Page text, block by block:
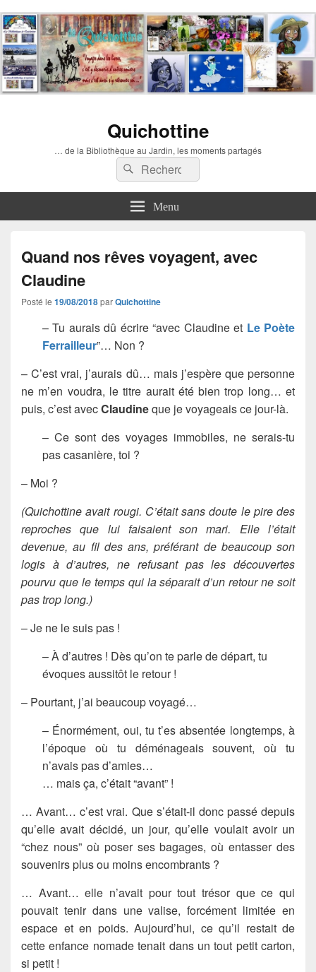
Quichottine
… de la Bibliothèque au Jardin, les moments partagés
Recherche :
Rechercher
Menu
Quand nos rêves voyagent, avec
Claudine
Posté le 19/08/2018parQuichottine
– Tu aurais dû écrire “avec Claudine et Le Poète
Ferrailleur”… Non ?
– C’est vrai, j’aurais dû… mais j’espère que personne
ne m’en voudra, le titre aurait été bien trop long… et
puis, c’est avecClaudineque je voyageais ce jour-là.
– Ce sont des voyages immobiles, ne serais-tu
pas casanière, toi ?
– Moi ?
(Quichottine avait rougi. C’était sans doute le pire des
reproches que lui faisaient son mari. Elle l’était
devenue, au fil des ans, préférant de beaucoup son
logis à d’autres, ne refusant pas les découvertes
pourvu que le temps qui la séparait d’un retour ne soit
pas trop long.)
– Je ne le suis pas !
– À d’autres ! Dès qu’on te parle de départ, tu
évoques aussitôt le retour !
– Pourtant, j’ai beaucoup voyagé…
– Énormément, oui, tu t’es absentée longtemps, à
l’époque où tu déménageais souvent, où tu
n’avais pas d’amies…
… mais ça, c’était “avant” !
… Avant… c’est vrai. Que s’était-il donc passé depuis
qu’elle avait décidé, un jour, qu’elle voulait avoir un
“chez nous” où poser ses bagages, où entasser des
souvenirs plus ou moins encombrants ?
… Avant… elle n’avait pour tout trésor que ce qui
pouvait tenir dans une valise, forcément limitée en
espace et en poids. Aujourd’hui, ce qu’il restait de
cette enfance nomade tenait dans un tout petit carton,
si petit !